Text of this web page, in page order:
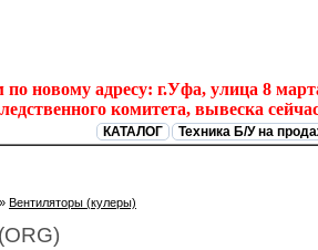
новому адресу: г.Уфа, улица 8
комитета, вывеска
КАТАЛОГ Техника Б/У на
» Вентиляторы (кулеры)